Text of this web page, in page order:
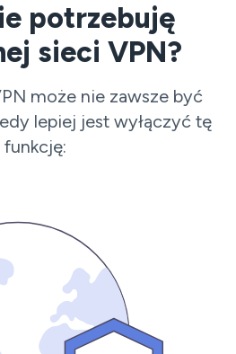
potrzebuję
sieci VPN?
może nie zawsze być
lepiej jest wyłączyć tę
funkcję: